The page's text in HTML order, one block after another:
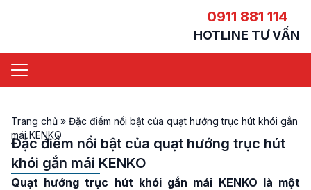
0911 881 114
HOTLINE TƯ VẤN
Trang chủ » Đặc điểm nổi bật của quạt hướng trục hút khói gắn
mái KENKO
Đặc điểm nổi bật của quạt hướng trục hút
khói gắn mái KENKO
Quạt hướng trục hút khói gắn mái KENKO là một